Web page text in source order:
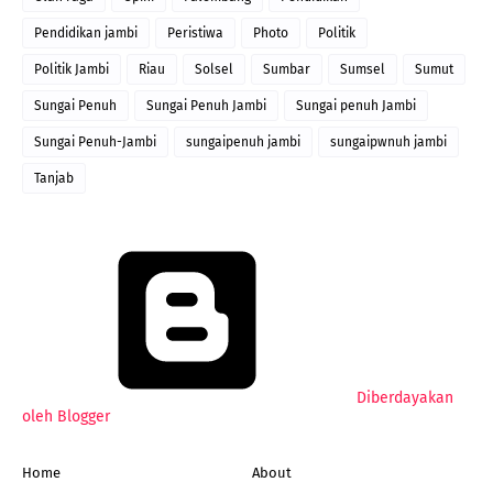
Pendidikan jambi Peristiwa Photo Politik
Politik Jambi Riau Solsel Sumbar Sumsel Sumut
Sungai Penuh Sungai Penuh Jambi Sungai penuh Jambi
Sungai Penuh-Jambi sungaipenuh jambi sungaipwnuh jambi
Tanjab
Diberdayakan
oleh Blogger
Home
About